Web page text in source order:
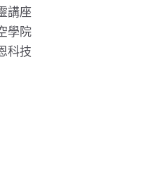
講座
學院
科技